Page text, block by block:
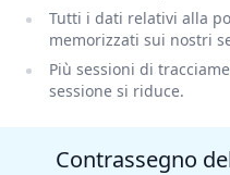
Tutti i dati relativi alla
memorizzati sui nostri
Più sessioni di
sessione si riduce.
Contrassegno